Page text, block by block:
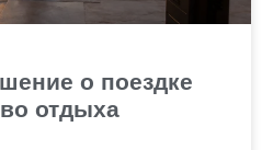
о поездке
отдыха